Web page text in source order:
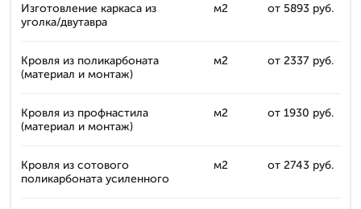
Изготовление каркаса из
уголка/двутавра
м2 от 5893 руб.
Кровля из поликарбоната
(материал и монтаж)
м2 от 2337 руб.
Кровля из профнастила
(материал и монтаж)
м2 от 1930 руб.
Кровля из сотового
поликарбоната усиленного
м2 от 2743 руб.